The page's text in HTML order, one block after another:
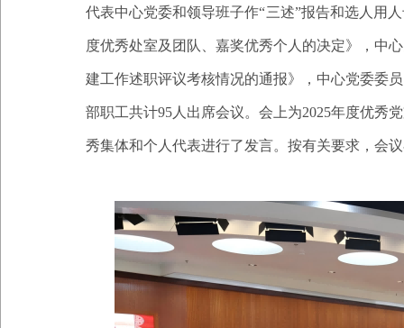
代表中心党委和领导班子作“三述”报告和选人用
度优秀处室及团队、嘉奖优秀个人的决定》，中
建工作述职评议考核情况的通报》，中心党委委
部职工共计95人出席会议。会上为2025年度优秀
秀集体和个人代表进行了发言。按有关要求，会